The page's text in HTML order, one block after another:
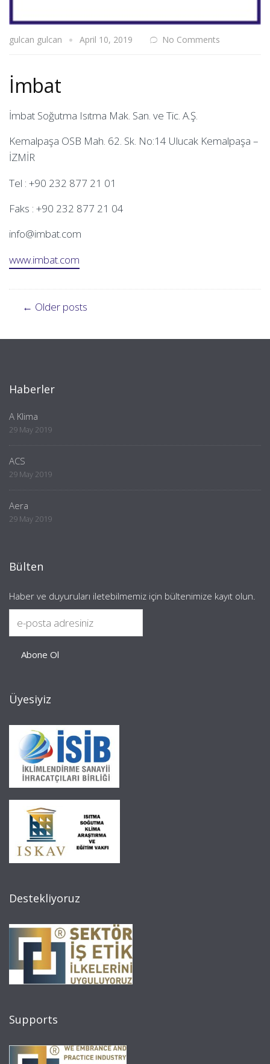
gulcan gulcan April 10, 2019 No Comments
İmbat
İmbat Soğutma Isıtma Mak. San. ve Tic. A.Ş.
Kemalpaşa OSB Mah. 62. Sk. No:14 Ulucak Kemalpaşa –
İZMİR
Tel : +90 232 877 21 01
Faks : +90 232 877 21 04
info@imbat.com
www.imbat.com
Post
navigation
← Older posts
Haberler
A Klima
29 May 2019
ACS
29 May 2019
Aera
29 May 2019
Bülten
Haber ve duyuruları iletebilmemiz için bültenimize kayıt olun.
Üyesiyiz
Destekliyoruz
Supports